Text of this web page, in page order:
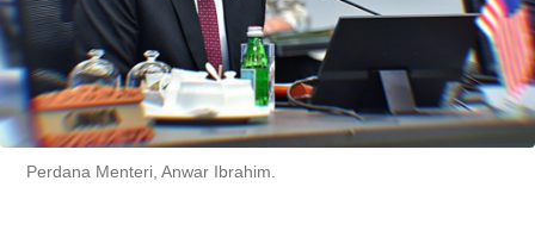
Perdana Menteri, Anwar Ibrahim.